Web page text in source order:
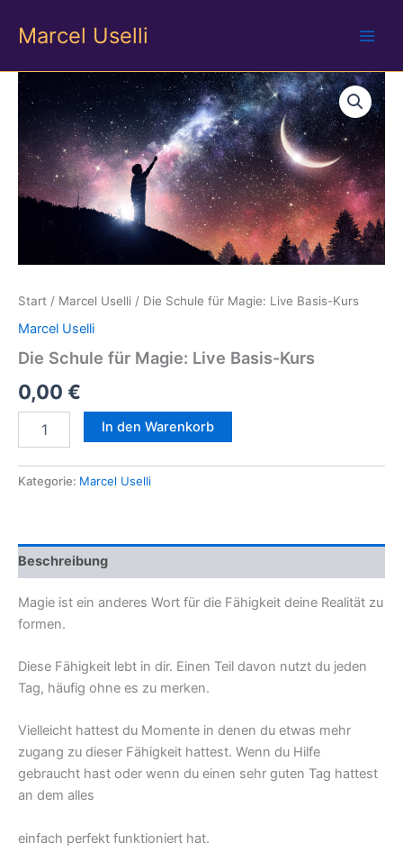
InhaltMarcel Uselli
Start / Marcel Uselli / Die Schule für Magie: Live Basis-Kurs
Marcel Uselli
Die Schule für Magie: Live Basis-Kurs
0,00 €
Schule
Magie:
Menge
In den Warenkorb
Kategorie: Marcel Uselli
Beschreibung
Magie ist ein anderes Wort für die Fähigkeit deine Realität zu
formen.
Diese Fähigkeit lebt in dir. Einen Teil davon nutzt du jeden
Tag, häufig ohne es zu merken.
Vielleicht hattest du Momente in denen du etwas mehr
zugang zu dieser Fähigkeit hattest. Wenn du Hilfe
gebraucht hast oder wenn du einen sehr guten Tag hattest
an dem alles
einfach perfekt funktioniert hat.